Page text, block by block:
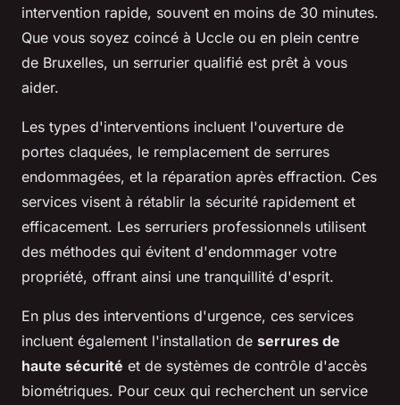
intervention rapide, souvent en moins de 30 minutes.
Que vous soyez coincé à Uccle ou en plein centre
de Bruxelles, un serrurier qualifié est prêt à vous
aider.
Les types d'interventions incluent l'ouverture de
portes claquées, le remplacement de serrures
endommagées, et la réparation après effraction. Ces
services visent à rétablir la sécurité rapidement et
efficacement. Les serruriers professionnels utilisent
des méthodes qui évitent d'endommager votre
propriété, offrant ainsi une tranquillité d'esprit.
En plus des interventions d'urgence, ces services
incluent également l'installation de serrures de
haute sécurité et de systèmes de contrôle d'accès
biométriques. Pour ceux qui recherchent un service